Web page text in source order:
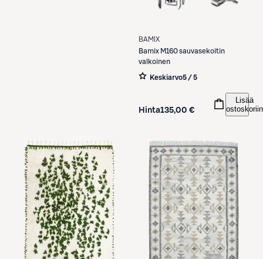
BAMIX
Bamix M160 sauvasekoitin
valkoinen
Keskiarvo5 / 5
Hinta135,00 €
Lisää
ostoskoriin